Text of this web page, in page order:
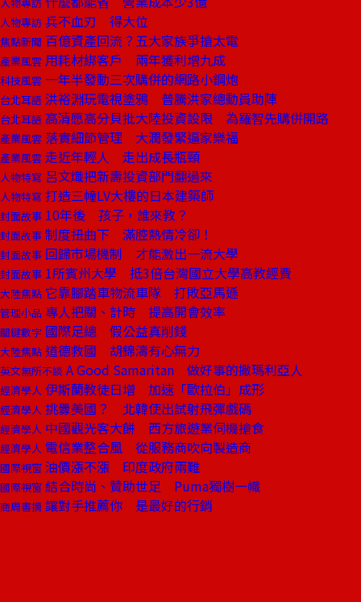
人物專訪 兵不血刃 得大位
焦點新聞 百億資產回流？五大家族爭搶太電
產業風雲 用耗材綁客戶 兩年獲利增九成
科技風雲 一年半發動三次購併的網路小鋼炮
台北耳語 洪裕淵玩電視塗鴉 普騰洪家總動員助陣
台北耳語 高清愿高分貝批大陸投資設限 為羅智先購併開路
產業風雲 落實細節管理 大潤發緊逼家樂福
產業風雲 走近年輕人 走出成長瓶頸
人物特寫 呂文熾把新壽投資部門翻過來
人物特寫 打造三幢LV大樓的日本建築師
封面故事 10年後 孩子，誰來教？
封面故事 制度扭曲下 滿腔熱情冷卻！
封面故事 回歸市場機制 才能激出一流大學
封面故事 1所賓州大學 抵3倍台灣國立大學高教經費
大陸焦點 它靠腳踏車物流車隊 打敗亞馬遜
管理小品 專人把關、計時 提高開會效率
關鍵數字 國際足總 假公益真削錢
大陸焦點 道德救國 胡錦濤有心無力
英文無所不談 A Good Samaritan 做好事的撒瑪利亞人
經濟學人 伊斯蘭教徒日增 加速「歐拉伯」成形
經濟學人 挑釁美國？ 北韓使出試射飛彈戲碼
經濟學人 中國觀光客大餅 西方旅遊業伺機搶食
經濟學人 電信業整合風 從服務商吹向製造商
國際視窗 油價漲不漲 印度政府兩難
國際視窗 結合時尚、贊助世足 Puma獨樹一幟
商周書摘 讓對手推薦你 是最好的行銷